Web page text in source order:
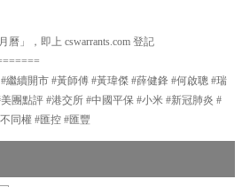
」，即上 cswarrants.com 登記
繼續開市 #黃師傅 #黃瑋傑 #薛健鋒 #何啟聰 #瑞
團點評 #港交所 #中國平保 #小米 #新冠肺炎 #
同權 #匯控 #匯豐